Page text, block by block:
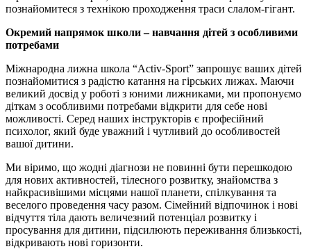
познайомитеся з технікою проходження траси слалом-гігант.
Окремий напрямок школи – навчання дітей з особливими
потребами
Міжнародна лижна школа “Activ-Sport” запрошує ваших дітей
познайомитися з радістю катання на гірських лижах. Маючи
великий досвід у роботі з юними лижниками, ми пропонуємо
діткам з особливими потребами відкрити для себе нові
можливості. Серед наших інструкторів є професійний
психолог, який буде уважний і чутливий до особливостей
вашої дитини.
Ми віримо, що жодні діагнози не повинні бути перешкодою
для нових активностей, тілесного розвитку, знайомства з
найкрасивішими місцями нашої планети, спілкування та
веселого проведення часу разом. Сімейний відпочинок і нові
відчуття тіла дають величезний потенціал розвитку і
просування для дитини, підсилюють переживання близькості,
відкривають нові горизонти.